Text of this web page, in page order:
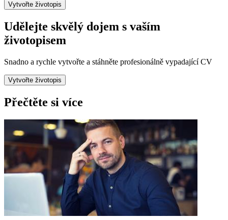
Vytvořte životopis
Udělejte skvělý dojem s vaším
životopisem
Snadno a rychle vytvořte a stáhněte profesionálně vypadající CV
Vytvořte životopis
Přečtěte si více